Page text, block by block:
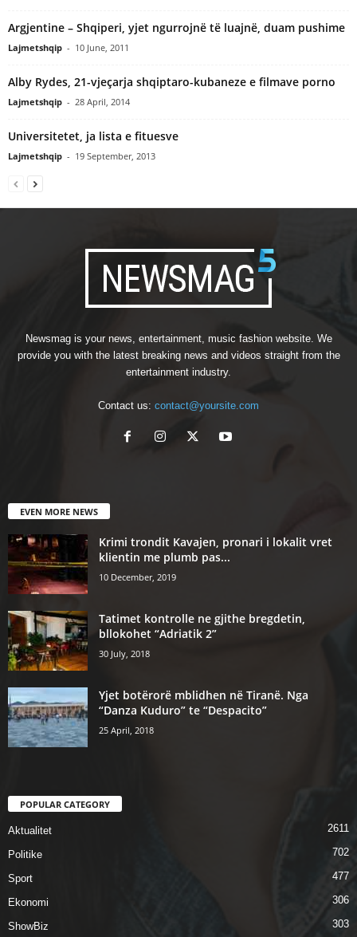
Argjentine – Shqiperi, yjet ngurrojnë të luajnë, duam pushime
Lajmetshqip - 10 June, 2011
Alby Rydes, 21-vjeçarja shqiptaro-kubaneze e filmave porno
Lajmetshqip - 28 April, 2014
Universitetet, ja lista e fituesve
Lajmetshqip - 19 September, 2013
Newsmag is your news, entertainment, music fashion website. We
provide you with the latest breaking news and videos straight from the
entertainment industry.
Contact us: contact@yoursite.com
EVEN MORE NEWS
Krimi trondit Kavajen, pronari i lokalit vret
klientin me plumb pas...
10 December, 2019
Tatimet kontrolle ne gjithe bregdetin,
bllokohet “Adriatik 2”
30 July, 2018
Yjet botërorë mblidhen në Tiranë. Nga
“Danza Kuduro” te “Despacito”
25 April, 2018
POPULAR CATEGORY
Aktualitet 2611
Politike 702
Sport 477
Ekonomi 306
ShowBiz 303